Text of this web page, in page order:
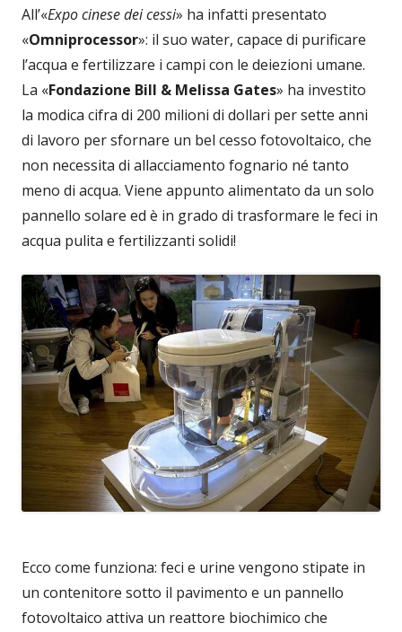
All’«Expo cinese dei cessi» ha infatti presentato
«Omniprocessor»: il suo water, capace di purificare
l’acqua e fertilizzare i campi con le deiezioni umane.
La «Fondazione Bill & Melissa Gates» ha investito
la modica cifra di 200 milioni di dollari per sette anni
di lavoro per sfornare un bel cesso fotovoltaico, che
non necessita di allacciamento fognario né tanto
meno di acqua. Viene appunto alimentato da un solo
pannello solare ed è in grado di trasformare le feci in
acqua pulita e fertilizzanti solidi!
Ecco come funziona: feci e urine vengono stipate in
un contenitore sotto il pavimento e un pannello
fotovoltaico attiva un reattore biochimico che